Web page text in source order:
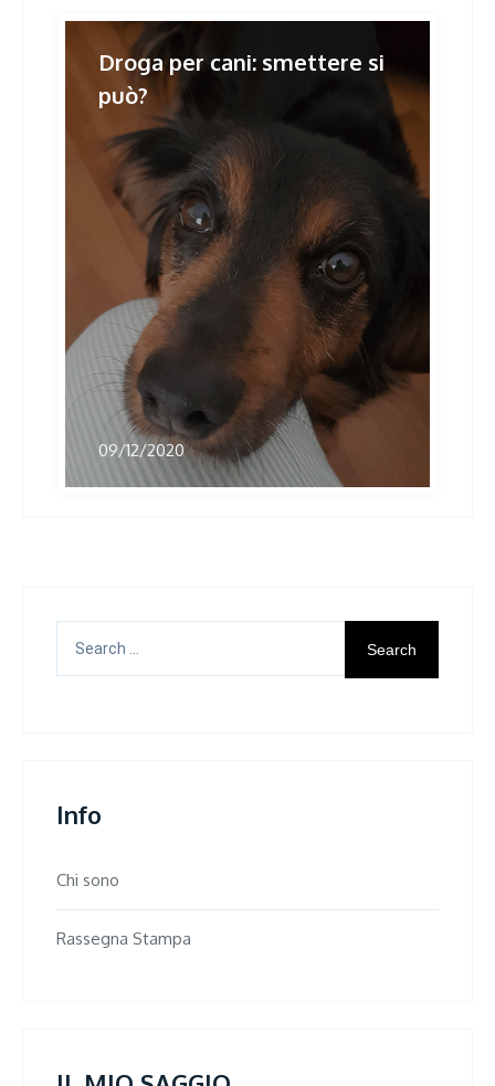
Droga per cani: smettere si
può?
09/12/2020
for:
Info
Chi sono
Rassegna Stampa